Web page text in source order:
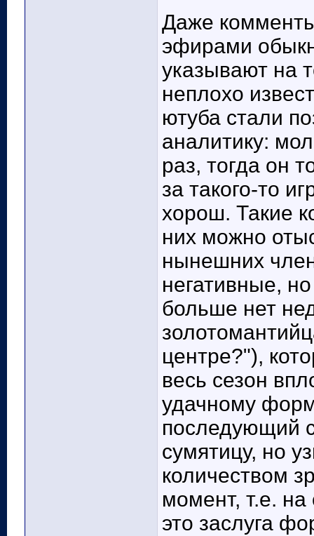
Даже
эфирами
указывают на
неплохо
ютуба стали
аналитику:
раз, тогда он
за такого-то
хорош. Такие
них можно
нынешних
негативные,
больше нет
центре?"),
весь сезон
удачному
последующий
сумятицу, но
количеством
момент, т.е.
это заслуга